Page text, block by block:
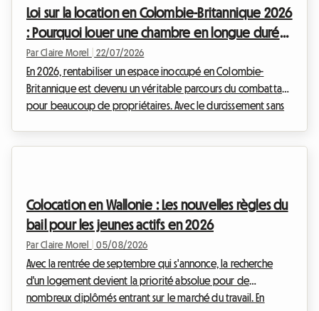
Loi sur la location en Colombie-Britannique 2026
: Pourquoi louer une chambre en longue durée
est la solution idéale
Par Claire Morel 22/07/2026
En 2026, rentabiliser un espace inoccupé en Colombie-
Britannique est devenu un véritable parcours du combattant
pour beaucoup de propriétaires. Avec le durcissement sans
revenus complémentaires légalement, sans ris...
Colocation en Wallonie : Les nouvelles règles du
bail pour les jeunes actifs en 2026
Par Claire Morel 05/08/2026
Avec la rentrée de septembre qui s'annonce, la recherche
d'un logement devient la priorité absolue pour de
nombreux diplômés entrant sur le marché du travail. En